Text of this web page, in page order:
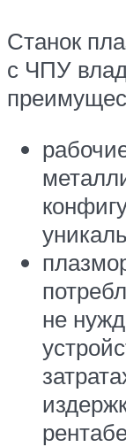
Станок
с ЧПУ
не